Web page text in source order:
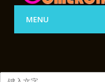
MENU